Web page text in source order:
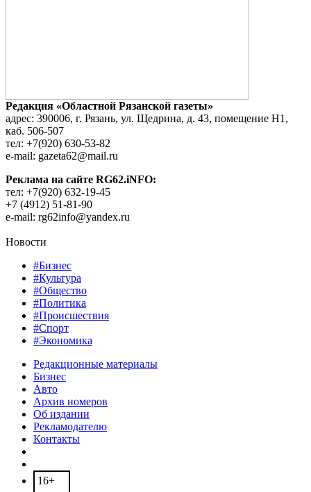
Редакция «Областной Рязанской газеты»
адрес: 390006, г. Рязань, ул. Щедрина, д. 43, помещение Н1,
каб. 506-507
тел: +7(920) 630-53-82
e-mail: gazeta62@mail.ru
Реклама на сайте RG62.iNFO:
тел: +7(920) 632-19-45
+7 (4912) 51-81-90
e-mail: rg62info@yandex.ru
Новости
#Бизнес
#Культура
#Общество
#Политика
#Происшествия
#Спорт
#Экономика
Редакционные материалы
Бизнес
Авто
Архив номеров
Об издании
Рекламодателю
Контакты
16+